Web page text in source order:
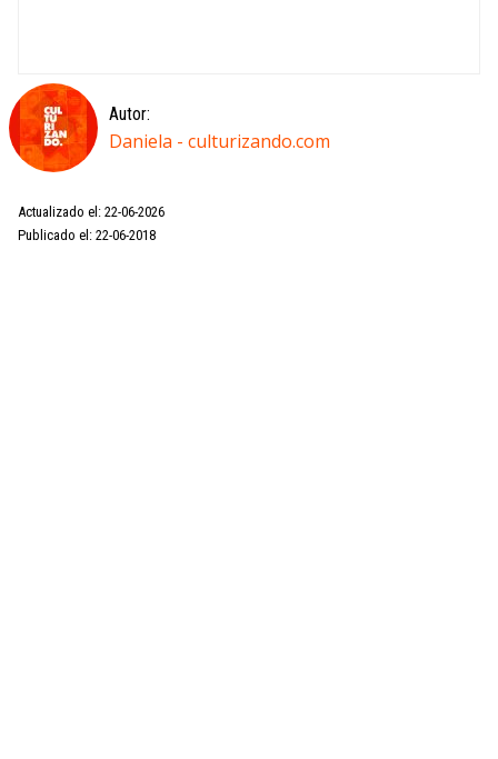
Autor:
Daniela - culturizando.com
Actualizado el: 22-06-2026
Publicado el: 22-06-2018